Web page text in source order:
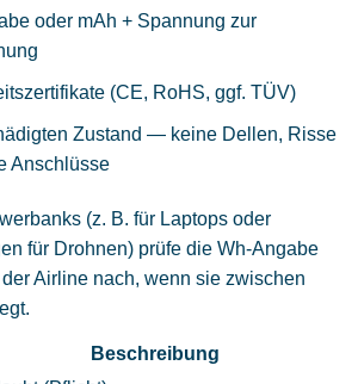
oder mAh + Spannung zur
(CE, RoHS, ggf. TÜV)
Zustand — keine Dellen, Risse
Anschlüsse
(z. B. für Laptops oder
für Drohnen) prüfe die Wh-Angabe
Airline nach, wenn sie zwischen
Beschreibung